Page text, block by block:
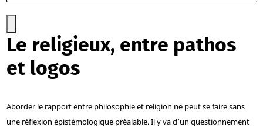
Le religieux, entre pathos
et logos
Aborder le rapport entre philosophie et religion ne peut se faire sans
une réflexion épistémologique préalable. Il y va d’un questionnement